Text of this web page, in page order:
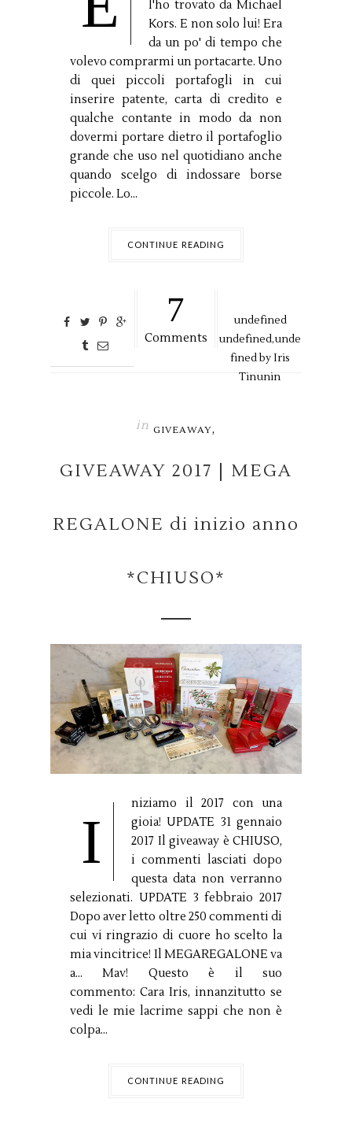
l'ho trovato da Michael
Kors. E non solo lui! Era
da un po' di tempo che
volevo comprarmi un portacarte. Uno
di quei piccoli portafogli in cui
inserire patente, carta di credito e
qualche contante in modo da non
dovermi portare dietro il portafoglio
grande che uso nel quotidiano anche
quando scelgo di indossare borse
piccole. Lo...
CONTINUE READING
7
Comments
undefined
undefined,unde
fined byIris
Tinunin
in GIVEAWAY,
GIVEAWAY 2017 | MEGA
REGALONE di inizio anno
*CHIUSO*
I
niziamo il 2017 con una
gioia! UPDATE 31 gennaio
2017 Il giveaway è CHIUSO,
i commenti lasciati dopo
questa data non verranno
selezionati. UPDATE 3 febbraio 2017
Dopo aver letto oltre 250 commenti di
cui vi ringrazio di cuore ho scelto la
mia vincitrice! Il MEGAREGALONE va
a... Mav! Questo è il suo
commento: Cara Iris, innanzitutto se
vedi le mie lacrime sappi che non è
colpa...
CONTINUE READING